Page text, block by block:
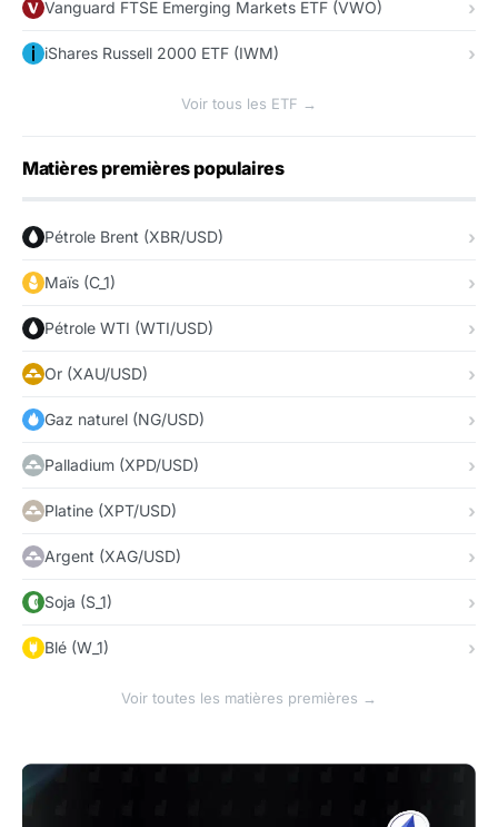
Vanguard FTSE Emerging Markets ETF (VWO)
iShares Russell 2000 ETF (IWM)
Voir tous les ETF →
Matières premières populaires
Pétrole Brent (XBR/USD)
Maïs (C_1)
Pétrole WTI (WTI/USD)
Or (XAU/USD)
Gaz naturel (NG/USD)
Palladium (XPD/USD)
Platine (XPT/USD)
Argent (XAG/USD)
Soja (S_1)
Blé (W_1)
Voir toutes les matières premières →